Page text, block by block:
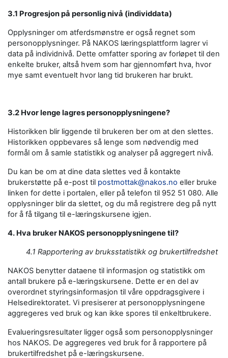
3.1 Progresjon på personlig nivå (individdata)
Opplysninger om atferdsmønstre er også regnet som
personopplysninger. På NAKOS læringsplattform lagrer vi
data på individnivå. Dette omfatter sporing av forløpet til den
enkelte bruker, altså hvem som har gjennomført hva, hvor
mye samt eventuelt hvor lang tid brukeren har brukt.
3.2 Hvor lenge lagres personopplysningene?
Historikken blir liggende til brukeren ber om at den slettes.
Historikken oppbevares så lenge som nødvendig med
formål om å samle statistikk og analyser på aggregert nivå.
Du kan be om at dine data slettes ved å kontakte
brukerstøtte på e-post til postmottak@nakos.no eller bruke
linken for dette i portalen, eller på telefon til 952 51 080. Alle
opplysninger blir da slettet, og du må registrere deg på nytt
for å få tilgang til e-læringskursene igjen.
4. Hva bruker NAKOS personopplysningene til?
4.1 Rapportering av bruksstatistikk og brukertilfredshet
NAKOS benytter dataene til informasjon og statistikk om
antall brukere på e-læringskursene. Dette er en del av
overordnet styringsinformasjon til våre oppdragsgivere i
Helsedirektoratet. Vi presiserer at personopplysningene
aggregeres ved bruk og kan ikke spores til enkeltbrukere.
Evalueringsresultater ligger også som personopplysninger
hos NAKOS. De aggregeres ved bruk for å rapportere på
brukertilfredshet på e-læringskursene.